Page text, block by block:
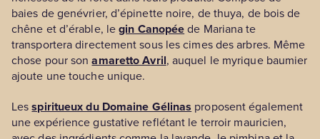
baies de genévrier, d’épinette noire, de thuya, de bois de
chêne et d’érable, legin Canopéede Mariana te
transportera directement sous les cimes des arbres. Même
chose pour sonamaretto Avril, auquel le myrique baumier
ajoute une touche unique.
Lesspiritueux du Domaine Gélinas proposent également
une expérience gustative reflétant le terroir mauricien,